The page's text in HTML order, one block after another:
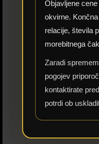
Objavljene
okvirne.
relacije, števila
morebitnega
Zaradi
pogojev
kontaktirate
potrdi ob